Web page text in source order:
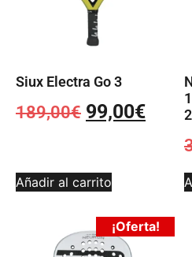
Siux Electra Go 3
189,00€ 99,00€
Añadir al carrito
¡Oferta!